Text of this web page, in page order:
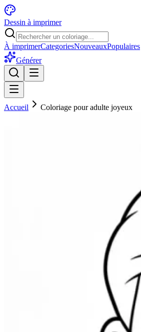
Dessin à imprimer
À imprimerCategoriesNouveauxPopulaires
Générer
Accueil Coloriage pour adulte joyeux